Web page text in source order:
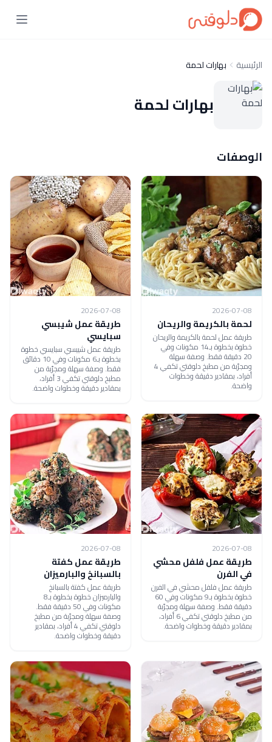
الرئيسية بهارات لحمة
بهارات لحمة
الوصفات
2026-07-08
لحمة بالكريمة والريحان
طريقة عمل لحمة بالكريمة والريحان
خطوة بخطوة بـ14 مكونات وفي
20 دقيقة فقط. وصفة سهلة
ومجرّبة من مطبخ دلوقتي تكفي 4
أفراد، بمقادير دقيقة وخطوات
واضحة.
2026-07-08
طريقة عمل شيبسي
سبايسي
طريقة عمل شيبسي سبايسي خطوة
بخطوة بـ6 مكونات وفي 10 دقائق
فقط. وصفة سهلة ومجرّبة من
مطبخ دلوقتي تكفي 3 أفراد،
بمقادير دقيقة وخطوات واضحة.
2026-07-08
طريقة عمل فلفل محشي
في الفرن
طريقة عمل فلفل محشي في الفرن
خطوة بخطوة بـ9 مكونات وفي 60
دقيقة فقط. وصفة سهلة ومجرّبة
من مطبخ دلوقتي تكفي 6 أفراد،
بمقادير دقيقة وخطوات واضحة.
2026-07-08
طريقة عمل كفتة
بالسبانخ والبارميزان
طريقة عمل كفتة بالسبانخ
والبارميزان خطوة بخطوة بـ8
مكونات وفي 50 دقيقة فقط.
وصفة سهلة ومجرّبة من مطبخ
دلوقتي تكفي 4 أفراد، بمقادير
دقيقة وخطوات واضحة.